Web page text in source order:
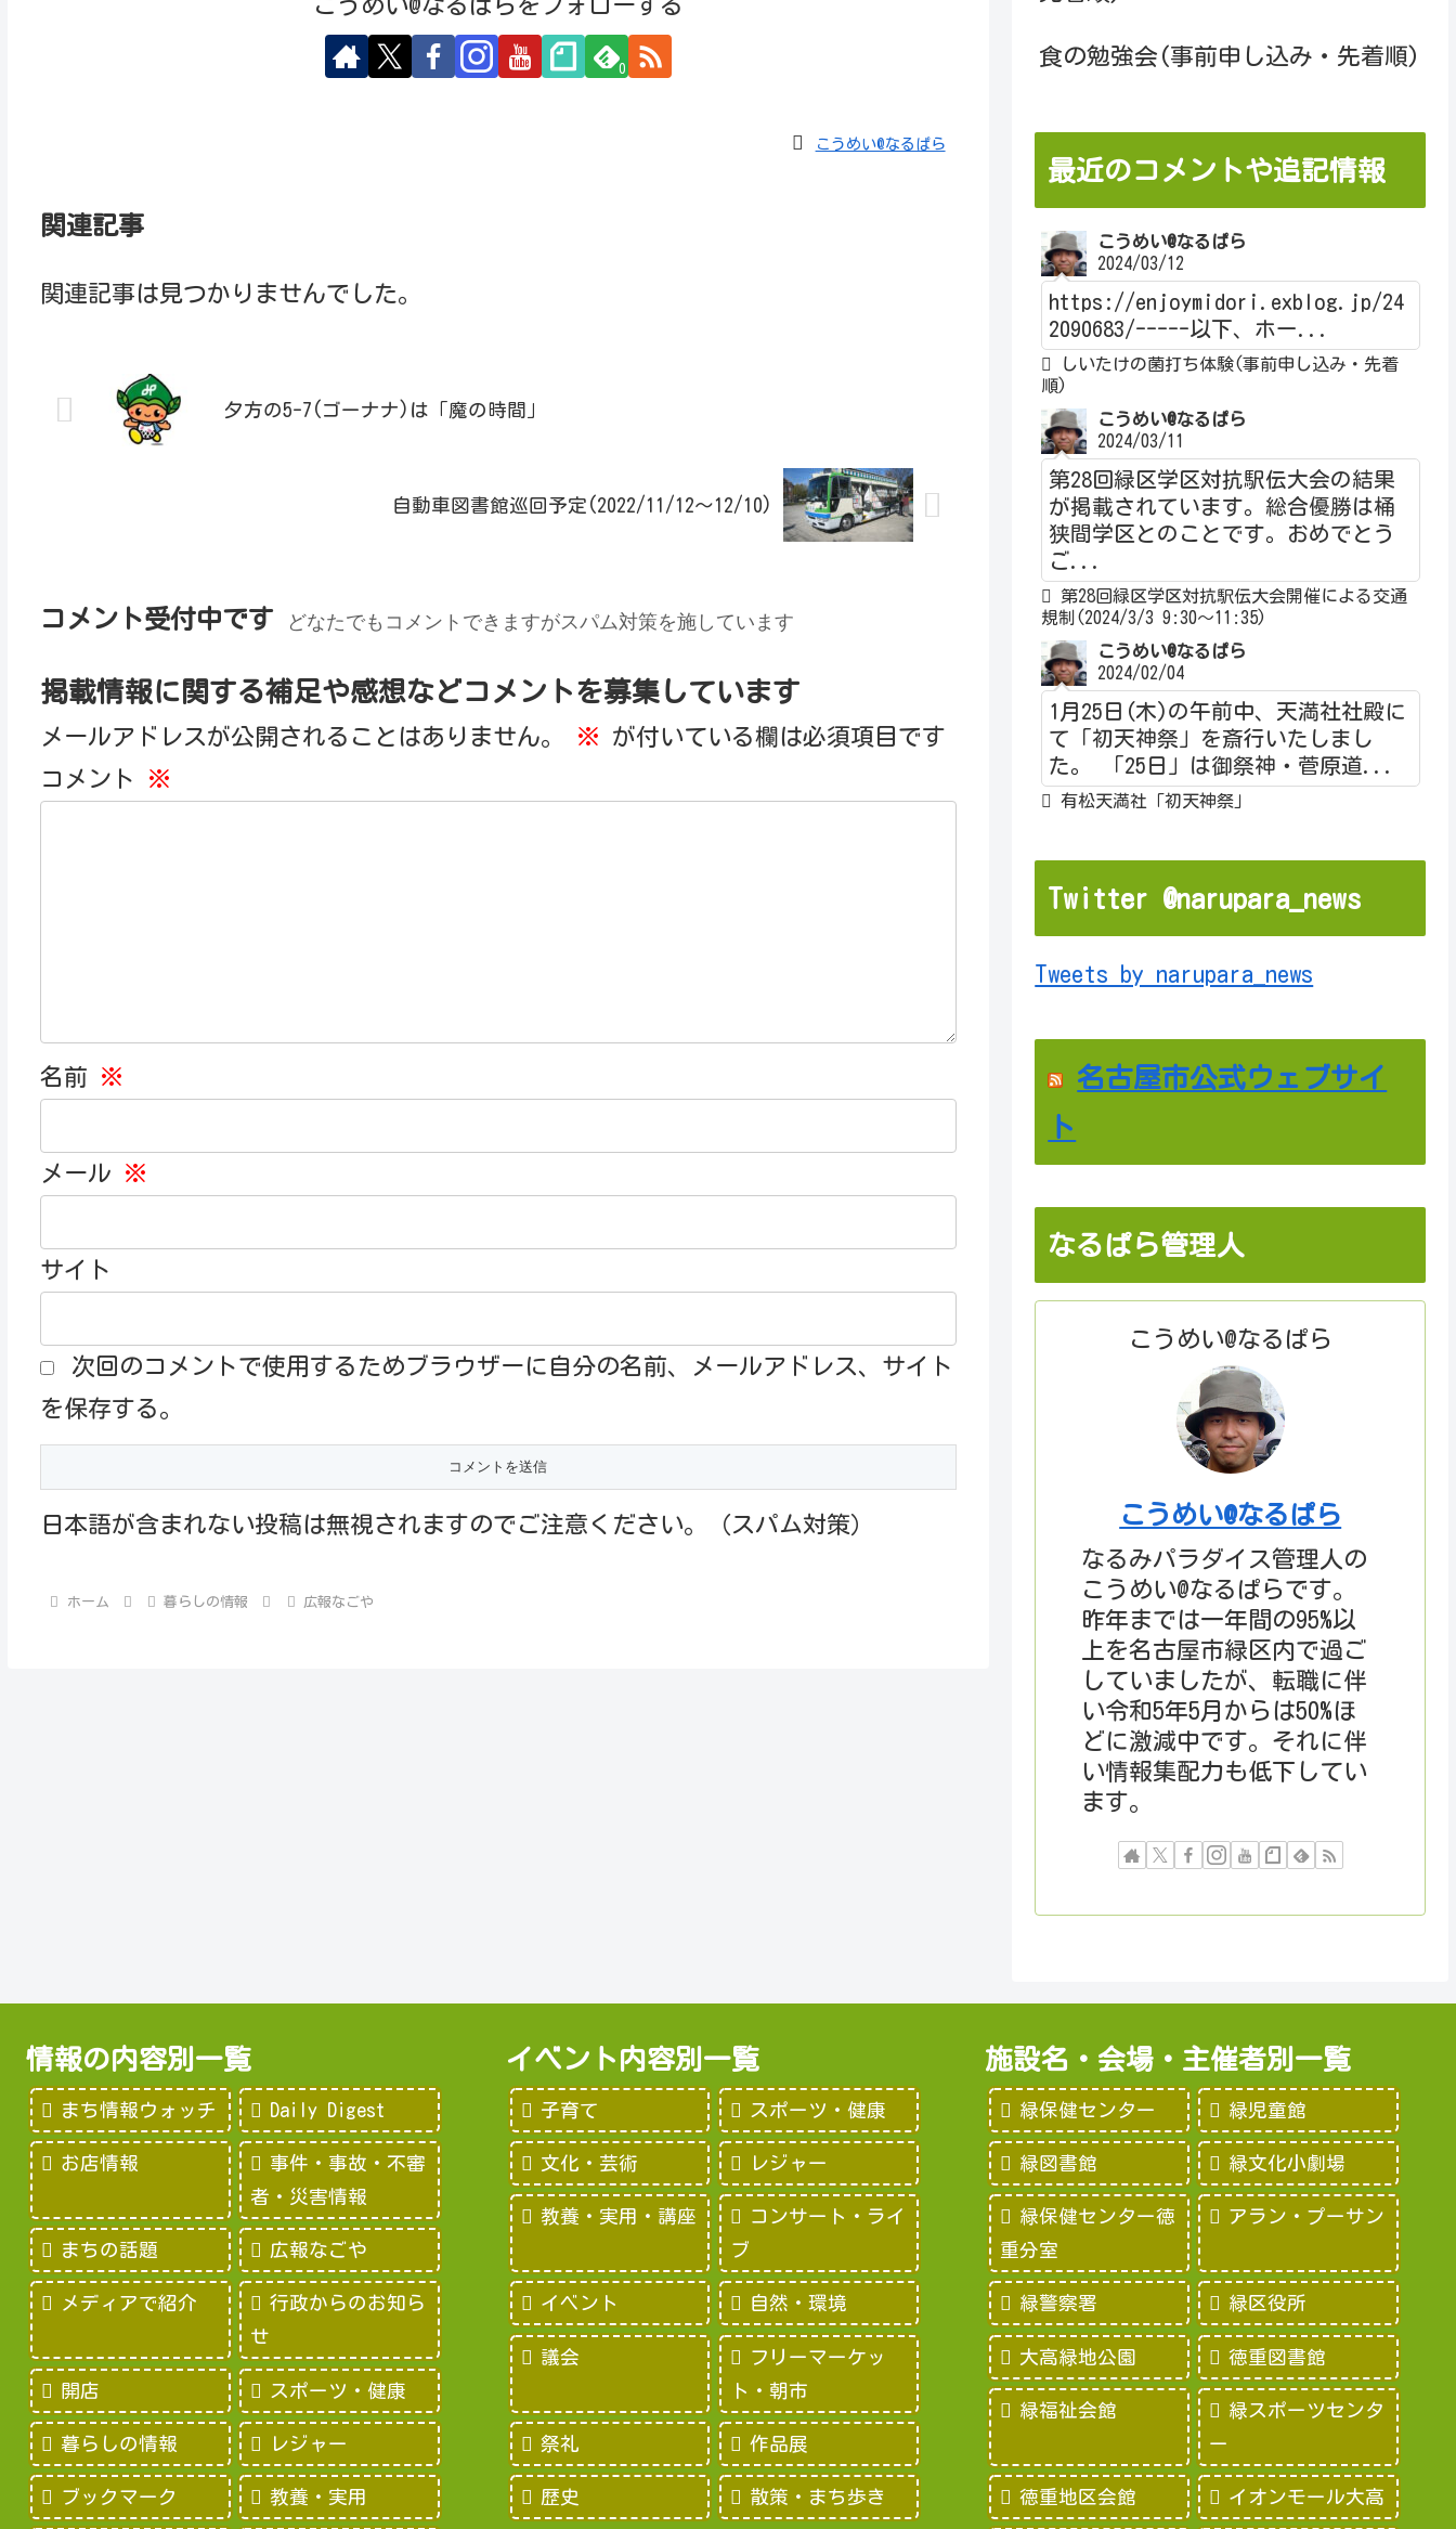
こうめい@なるぱらをフォローする
0
こうめい@なるぱら
関連記事
関連記事は見つかりませんでした。
夕方の5-7(ゴーナナ)は「魔の時間」
自動車図書館巡回予定(2022/11/12～12/10)
コメント受付中です どなたでもコメントできますがスパム対策を施しています
掲載情報に関する補足や感想などコメントを募集しています
メールアドレスが公開されることはありません。 ※ が付いている欄は必須項目です
コメント
※
名前 ※
メール ※
サイト
次回のコメントで使用するためブラウザーに自分の名前、メールアドレス、サイト
を保存する。
日本語が含まれない投稿は無視されますのでご注意ください。（スパム対策）
ホーム 暮らしの情報 広報なごや
食の勉強会(事前申し込み・先着順)
最近のコメントや追記情報
こうめい@なるぱら
2024/03/12
https://enjoymidori.exblog.jp/24
2090683/-----以下、ホー...
しいたけの菌打ち体験(事前申し込み・先着
順)
こうめい@なるぱら
2024/03/11
第28回緑区学区対抗駅伝大会の結果
が掲載されています。総合優勝は桶
狭間学区とのことです。おめでとう
ご...
第28回緑区学区対抗駅伝大会開催による交通
規制(2024/3/3 9:30～11:35)
こうめい@なるぱら
2024/02/04
1月25日(木)の午前中、天満社社殿に
て「初天神祭」を斎行いたしまし
た。 「25日」は御祭神・菅原道...
有松天満社「初天神祭」
Twitter @narupara_news
Tweets by narupara_news
名古屋市公式ウェブサイ
ト
なるぱら管理人
こうめい@なるぱら
こうめい@なるぱら
なるみパラダイス管理人の
こうめい@なるぱらです。
昨年までは一年間の95%以
上を名古屋市緑区内で過ご
していましたが、転職に伴
い令和5年5月からは50%ほ
どに激減中です。それに伴
い情報集配力も低下してい
ます。
情報の内容別一覧
まち情報ウォッチ Daily Digest
お店情報
事件・事故・不審
者・災害情報
まちの話題 広報なごや
メディアで紹介
行政からのお知ら
せ
開店 スポーツ・健康
暮らしの情報 レジャー
ブックマーク 教養・実用
イベント内容別一覧
子育て スポーツ・健康
文化・芸術 レジャー
教養・実用・講座
コンサート・ライ
ブ
イベント 自然・環境
議会
フリーマーケッ
ト・朝市
祭礼 作品展
歴史 散策・まち歩き
施設名・会場・主催者別一覧
緑保健センター 緑児童館
緑図書館 緑文化小劇場
緑保健センター徳
重分室
アラン・プーサン
緑警察署 緑区役所
大高緑地公園 徳重図書館
緑福祉会館
緑スポーツセンタ
ー
徳重地区会館 イオンモール大高